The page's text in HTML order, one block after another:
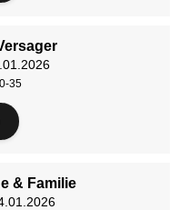
35
& Familie